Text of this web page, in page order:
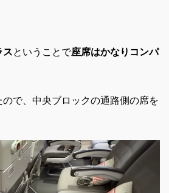
スということで座席はかなりコンパ
で、中央ブロックの通路側の席を